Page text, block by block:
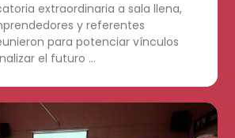
extraordinaria a sala llena,
y referentes
para potenciar vínculos
el futuro …